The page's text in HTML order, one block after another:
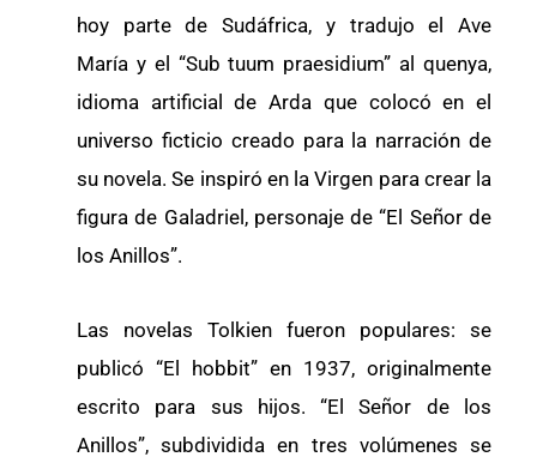
hoy parte de Sudáfrica, y tradujo el Ave
María y el “Sub tuum praesidium” al quenya,
idioma artificial de Arda que colocó en el
universo ficticio creado para la narración de
su novela. Se inspiró en la Virgen para crear la
figura de Galadriel, personaje de “El Señor de
los Anillos”.
Las novelas Tolkien fueron populares: se
publicó “El hobbit” en 1937, originalmente
escrito para sus hijos. “El Señor de los
Anillos”, subdividida en tres volúmenes se